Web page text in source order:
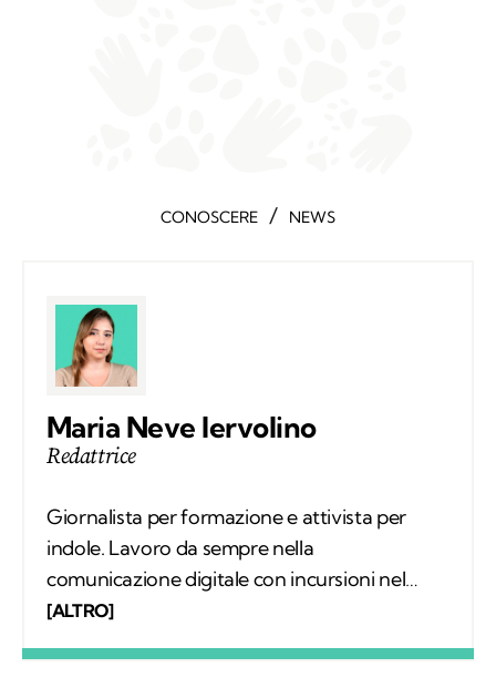
CONOSCERE / NEWS
Maria Neve Iervolino
Redattrice
Giornalista per formazione e attivista per
indole. Lavoro da sempre nella
comunicazione digitale con incursioni nel
mondo della carta stampata, dove mi sono
[ALTRO]